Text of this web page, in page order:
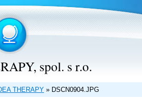
spol. s r.o.
THERAPY » DSCN0904.JPG